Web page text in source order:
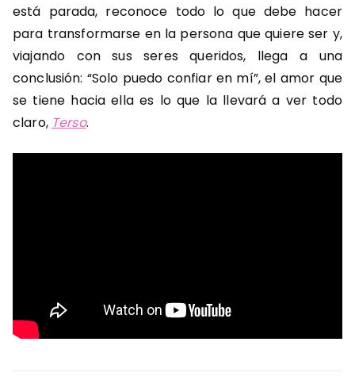
está parada, reconoce todo lo que debe hacer
para transformarse en la persona que quiere ser y,
viajando con sus seres queridos, llega a una
conclusión: “Solo puedo confiar en mí”, el amor que
se tiene hacia ella es lo que la llevará a ver todo
claro, Terso.